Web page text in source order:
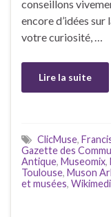
conseillons
encore d’idées
votre curiosité, …
Lire la suite
ClicMuse,
Gazette des
Antique, Museomix,
Toulouse, Muson
et musées,